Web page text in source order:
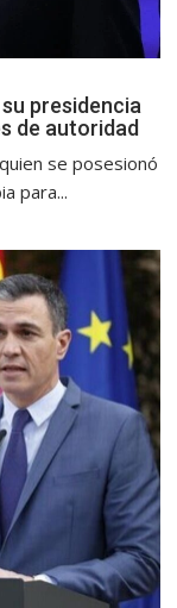
presidencia
de autoridad
se posesionó
para...